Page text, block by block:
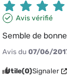
Avis vérifié
Semble de
Avis du07/06/
Utile(0)Signaler